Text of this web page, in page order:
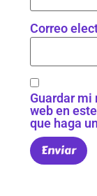
Correo
Guardar
web en
que haga